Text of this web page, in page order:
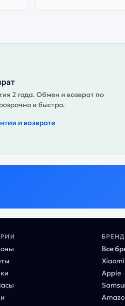
2 года. Обмен и возврат по
и быстро.
и возврате
Все
Xiaomi
Apple